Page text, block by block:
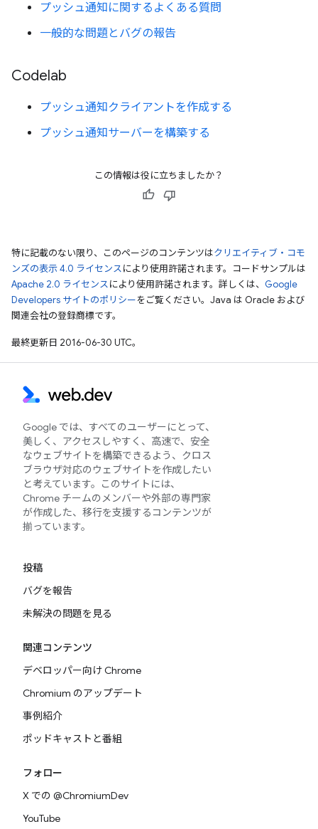
プッシュ通知に関するよくある質問
一般的な問題とバグの報告
Codelab
プッシュ通知クライアントを作成する
プッシュ通知サーバーを構築する
この情報は役に立ちましたか？
特に記載のない限り、このページのコンテンツはクリエイティブ・コモ
ンズの表示 4.0 ライセンスにより使用許諾されます。コードサンプルは
Apache 2.0 ライセンスにより使用許諾されます。詳しくは、 Google
Developers サイトのポリシーをご覧ください。Java は Oracle および
関連会社の登録商標です。
最終更新日 2016-06-30 UTC。
Google では、すべてのユーザーにとって、
美しく、アクセスしやすく、高速で、安全
なウェブサイトを構築できるよう、クロス
ブラウザ対応のウェブサイトを作成したい
と考えています。このサイトには、
Chrome チームのメンバーや外部の専門家
が作成した、移行を支援するコンテンツが
揃っています。
投稿
バグを報告
未解決の問題を見る
関連コンテンツ
デベロッパー向け Chrome
Chromium のアップデート
事例紹介
ポッドキャストと番組
フォロー
X での @ChromiumDev
YouTube